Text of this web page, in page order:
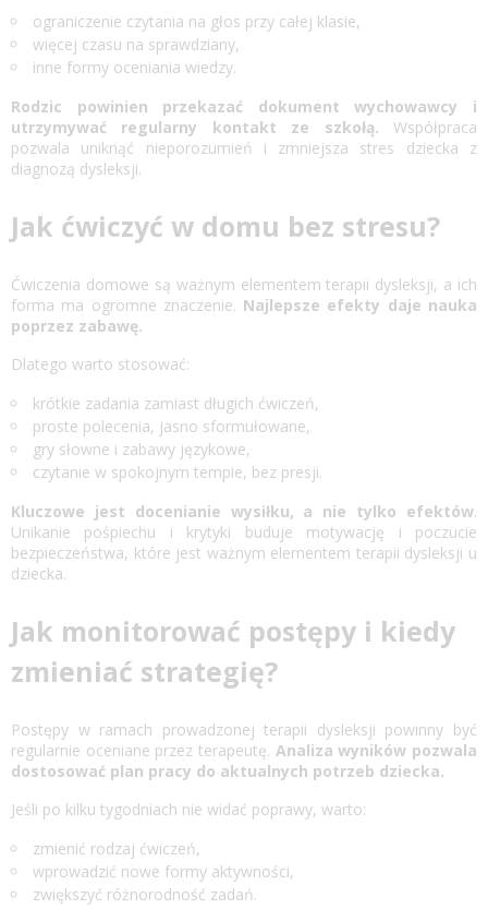
ograniczenie czytania na głos przy całej klasie,
więcej czasu na sprawdziany,
inne formy oceniania wiedzy.
Rodzic powinien przekazać dokument wychowawcy i
utrzymywać regularny kontakt ze szkołą. Współpraca
pozwala uniknąć nieporozumień i zmniejsza stres dziecka z
diagnozą dysleksji.
Jak ćwiczyć w domu bez stresu?
Ćwiczenia domowe są ważnym elementem terapii dysleksji, a ich
forma ma ogromne znaczenie. Najlepsze efekty daje nauka
poprzez zabawę.
Dlatego warto stosować:
krótkie zadania zamiast długich ćwiczeń,
proste polecenia, jasno sformułowane,
gry słowne i zabawy językowe,
czytanie w spokojnym tempie, bez presji.
Kluczowe jest docenianie wysiłku, a nie tylko efektów.
Unikanie pośpiechu i krytyki buduje motywację i poczucie
bezpieczeństwa, które jest ważnym elementem terapii dysleksji u
dziecka.
Jak monitorować postępy i kiedy
zmieniać strategię?
Postępy w ramach prowadzonej terapii dysleksji powinny być
regularnie oceniane przez terapeutę. Analiza wyników pozwala
dostosować plan pracy do aktualnych potrzeb dziecka.
Jeśli po kilku tygodniach nie widać poprawy, warto:
zmienić rodzaj ćwiczeń,
wprowadzić nowe formy aktywności,
zwiększyć różnorodność zadań.